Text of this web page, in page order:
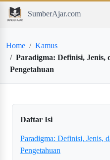
SumberAjar.com
Home
Kamus
Paradigma: Definisi, Jenis,
Pengetahuan
Daftar Isi
Paradigma: Definisi, Jenis,
Pengetahuan